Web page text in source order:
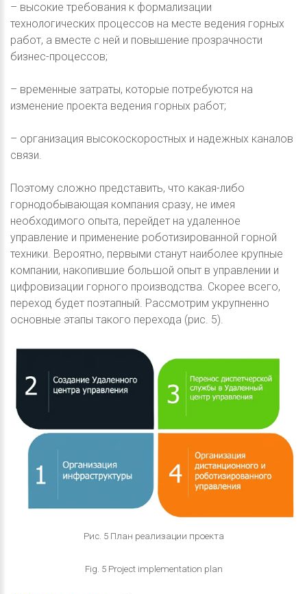
– высокие требования к формализации
технологических процессов на месте ведения горных
работ, а вместе с ней и повышение прозрачности
бизнес-процессов;
– временные затраты, которые потребуются на
изменение проекта ведения горных работ;
– организация высокоскоростных и надежных каналов
связи.
Поэтому сложно представить, что какая-либо
горнодобывающая компания сразу, не имея
необходимого опыта, перейдет на удаленное
управление и применение роботизированной горной
техники. Вероятно, первыми станут наиболее крупные
компании, накопившие большой опыт в управлении и
цифровизации горного производства. Скорее всего,
переход будет поэтапный. Рассмотрим укрупненно
основные этапы такого перехода (рис. 5).
Рис. 5 План реализации проекта
Fig. 5 Project implementation plan